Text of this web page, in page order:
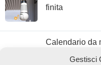
Gestisci
finita
Calendario da